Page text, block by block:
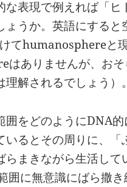
な表現で例えれば「
ょうか。英語にする
てhumanosphereと
ありませんが、お
解されるでしょう）。
囲をどのようにDNA
るとその周りに、「
らまきながら生活し
囲に無意識にばら撒